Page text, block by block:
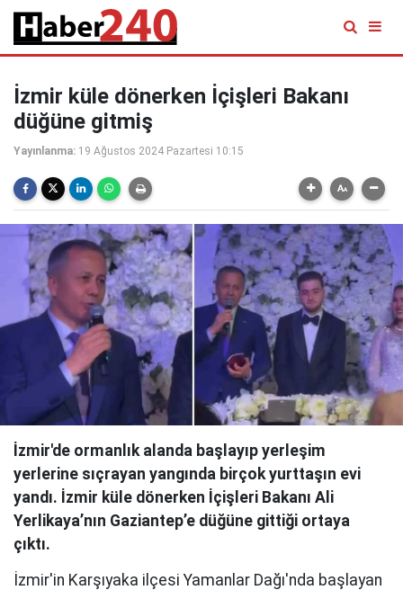
İzmir küle dönerken İçişleri Bakanı
düğüne gitmiş
Yayınlanma: 19 Ağustos 2024 Pazartesi 10:15
İzmir'de ormanlık alanda başlayıp yerleşim
yerlerine sıçrayan yangında birçok yurttaşın evi
yandı. İzmir küle dönerken İçişleri Bakanı Ali
Yerlikaya’nın Gaziantep’e düğüne gittiği ortaya
çıktı.
İzmir'in Karşıyaka ilçesi Yamanlar Dağı'nda başlayan